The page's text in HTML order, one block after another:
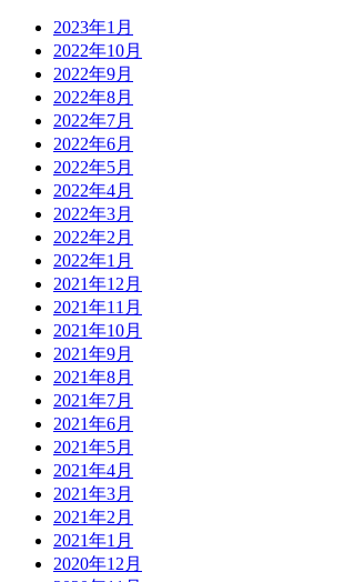
2023年1月
2022年10月
2022年9月
2022年8月
2022年7月
2022年6月
2022年5月
2022年4月
2022年3月
2022年2月
2022年1月
2021年12月
2021年11月
2021年10月
2021年9月
2021年8月
2021年7月
2021年6月
2021年5月
2021年4月
2021年3月
2021年2月
2021年1月
2020年12月